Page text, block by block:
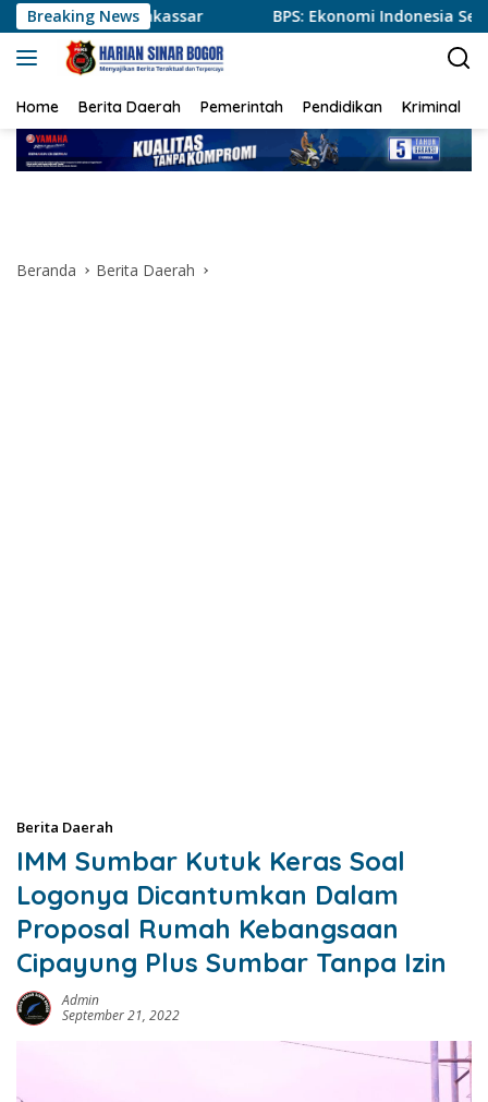
Langsung
ke
konten
Breaking NewsBPS: Ekonomi Indonesia Semester I-2026
Home Berita Daerah Pemerintah Pendidikan Kriminal
Beranda Berita Daerah
Berita Daerah
IMM Sumbar Kutuk Keras Soal
Logonya Dicantumkan Dalam
Proposal Rumah Kebangsaan
Cipayung Plus Sumbar Tanpa Izin
Admin
September 21, 2022